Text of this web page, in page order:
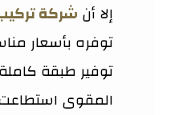
إلا أن شركة
توفره بأسعار
توفير طبقة
المقوى